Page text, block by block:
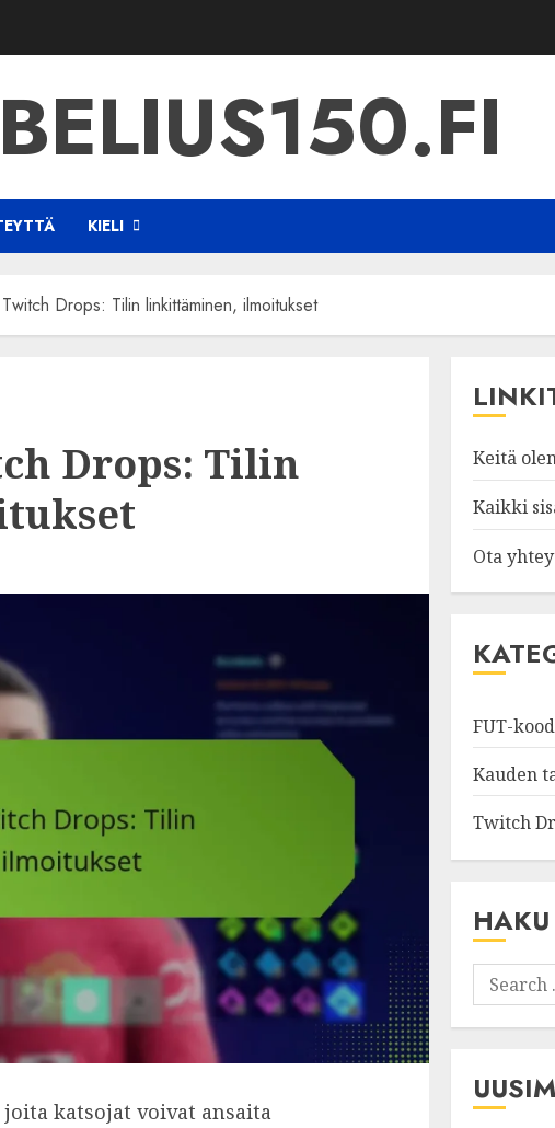
KIELI
Drops: Tilin linkittäminen, ilmoitukset
Drops: Tilin
katsojat voivat ansaita
Keitä
Kaikki
Ota
FUT-
Kauden
Twitch
HAKU
Search
for: